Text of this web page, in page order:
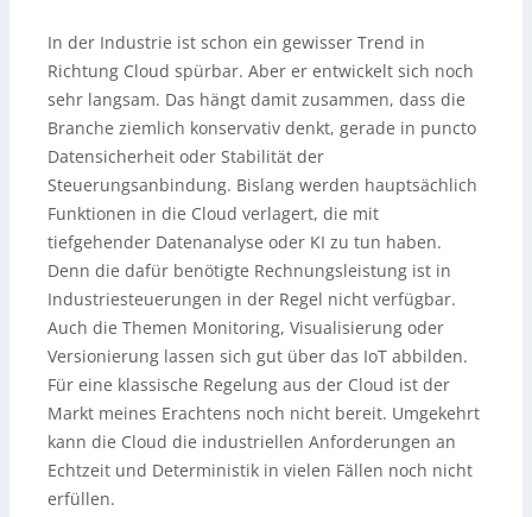
In der Industrie ist schon ein gewisser Trend in
Richtung Cloud spürbar. Aber er entwickelt sich noch
sehr langsam. Das hängt damit zusammen, dass die
Branche ziemlich konservativ denkt, gerade in puncto
Datensicherheit oder Stabilität der
Steuerungsanbindung. Bislang werden hauptsächlich
Funktionen in die Cloud verlagert, die mit
tiefgehender Datenanalyse oder KI zu tun haben.
Denn die dafür benötigte Rechnungsleistung ist in
Industriesteuerungen in der Regel nicht verfügbar.
Auch die Themen Monitoring, Visualisierung oder
Versionierung lassen sich gut über das IoT abbilden.
Für eine klassische Regelung aus der Cloud ist der
Markt meines Erachtens noch nicht bereit. Umgekehrt
kann die Cloud die industriellen Anforderungen an
Echtzeit und Deterministik in vielen Fällen noch nicht
erfüllen.